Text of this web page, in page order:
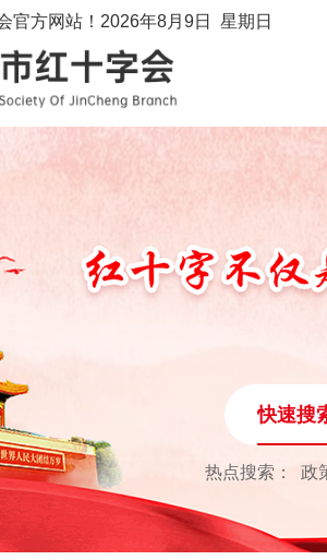
官方网站！ 2026年8月9日 星期日
快速搜
热点搜索： 政